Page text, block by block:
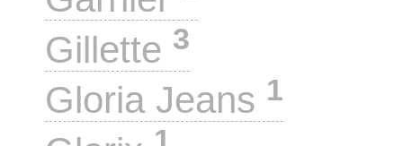
Gillette 3
Gloria Jeans 1